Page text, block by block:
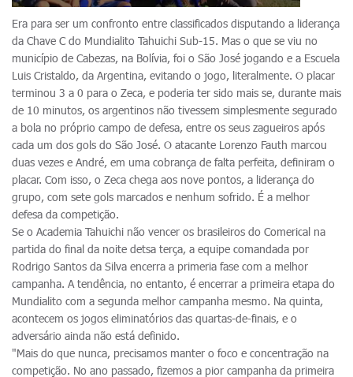
Era para ser um confronto entre classificados disputando a liderança
da Chave C do Mundialito Tahuichi Sub-15. Mas o que se viu no
município de Cabezas, na Bolívia, foi o São José jogando e a Escuela
Luis Cristaldo, da Argentina, evitando o jogo, literalmente. O placar
terminou 3 a 0 para o Zeca, e poderia ter sido mais se, durante mais
de 10 minutos, os argentinos não tivessem simplesmente segurado
a bola no próprio campo de defesa, entre os seus zagueiros após
cada um dos gols do São José. O atacante Lorenzo Fauth marcou
duas vezes e André, em uma cobrança de falta perfeita, definiram o
placar. Com isso, o Zeca chega aos nove pontos, a liderança do
grupo, com sete gols marcados e nenhum sofrido. É a melhor
defesa da competição.
Se o Academia Tahuichi não vencer os brasileiros do Comerical na
partida do final da noite detsa terça, a equipe comandada por
Rodrigo Santos da Silva encerra a primeria fase com a melhor
campanha. A tendência, no entanto, é encerrar a primeira etapa do
Mundialito com a segunda melhor campanha mesmo. Na quinta,
acontecem os jogos eliminatórios das quartas-de-finais, e o
adversário ainda não está definido.
"Mais do que nunca, precisamos manter o foco e concentração na
competição. No ano passado, fizemos a pior campanha da primeira